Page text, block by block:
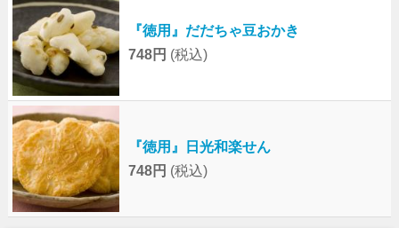
『徳用』だだちゃ豆おかき
748円 (税込)
『徳用』日光和楽せん
748円 (税込)